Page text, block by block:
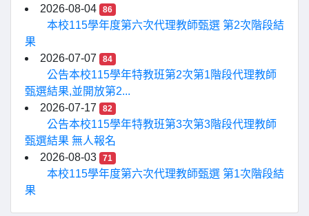
2026-08-04
86
本校115學年度第六次代理教師甄選 第2次階段結
果
2026-07-07
84
公告本校115學年特教班第2次第1階段代理教師
甄選結果,並開放第2...
2026-07-17
82
公告本校115學年特教班第3次第3階段代理教師
甄選結果 無人報名
2026-08-03
71
本校115學年度第六次代理教師甄選 第1次階段結
果